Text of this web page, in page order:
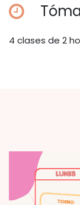
4 clases de 2